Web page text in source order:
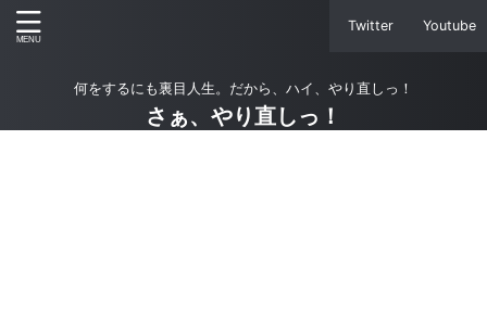
Twitter Youtube
何をするにも裏目人生。だから、ハイ、やり直しっ！
さぁ、やり直しっ！